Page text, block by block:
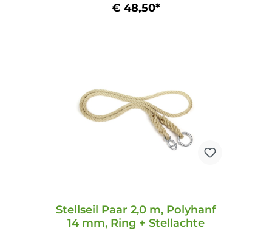
€ 48,50*
Stellseil Paar 2,0 m, Polyhanf
14 mm, Ring + Stellachte